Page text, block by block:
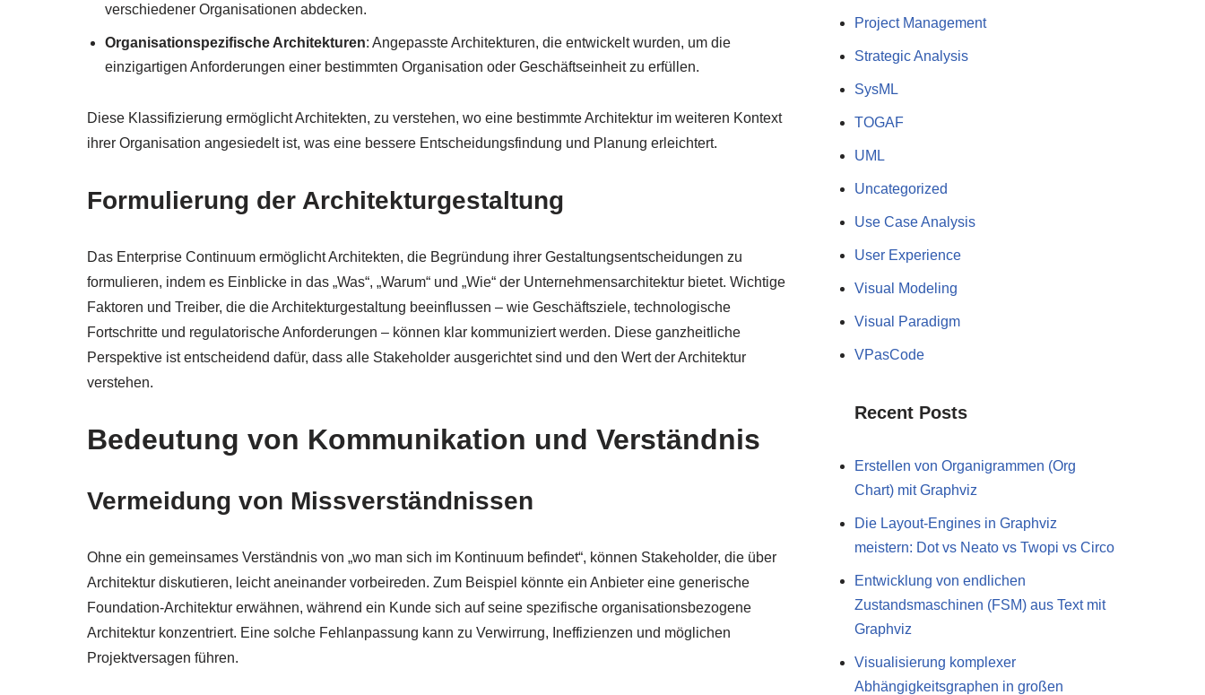
verschiedener Organisationen abdecken.
Organisationspezifische Architekturen: Angepasste Architekturen, die entwickelt wurden, um die
einzigartigen Anforderungen einer bestimmten Organisation oder Geschäftseinheit zu erfüllen.
Diese Klassifizierung ermöglicht Architekten, zu verstehen, wo eine bestimmte Architektur im weiteren Kontext
ihrer Organisation angesiedelt ist, was eine bessere Entscheidungsfindung und Planung erleichtert.
Formulierung der Architekturgestaltung
Das Enterprise Continuum ermöglicht Architekten, die Begründung ihrer Gestaltungsentscheidungen zu
formulieren, indem es Einblicke in das „Was“, „Warum“ und „Wie“ der Unternehmensarchitektur bietet. Wichtige
Faktoren und Treiber, die die Architekturgestaltung beeinflussen – wie Geschäftsziele, technologische
Fortschritte und regulatorische Anforderungen – können klar kommuniziert werden. Diese ganzheitliche
Perspektive ist entscheidend dafür, dass alle Stakeholder ausgerichtet sind und den Wert der Architektur
verstehen.
Bedeutung von Kommunikation und Verständnis
Vermeidung von Missverständnissen
Ohne ein gemeinsames Verständnis von „wo man sich im Kontinuum befindet“, können Stakeholder, die über
Architektur diskutieren, leicht aneinander vorbeireden. Zum Beispiel könnte ein Anbieter eine generische
Foundation-Architektur erwähnen, während ein Kunde sich auf seine spezifische organisationsbezogene
Architektur konzentriert. Eine solche Fehlanpassung kann zu Verwirrung, Ineffizienzen und möglichen
Projektversagen führen.
Project Management
Strategic Analysis
SysML
TOGAF
UML
Uncategorized
Use Case Analysis
User Experience
Visual Modeling
Visual Paradigm
VPasCode
Recent Posts
Erstellen von Organigrammen (Org
Chart) mit Graphviz
Die Layout-Engines in Graphviz
meistern: Dot vs Neato vs Twopi vs Circo
Entwicklung von endlichen
Zustandsmaschinen (FSM) aus Text mit
Graphviz
Visualisierung komplexer
Abhängigkeitsgraphen in großen